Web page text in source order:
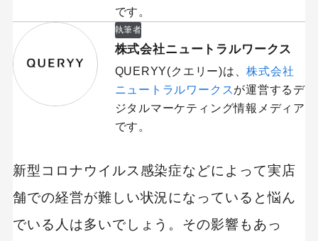
です。
執筆者
株式会社ニュートラルワークス
QUERYY(クエリー)は、株式会社
ニュートラルワークスが運営するデ
ジタルマーケティング情報メディア
です。
新型コロナウイルス感染症などによって実店
舗での経営が難しい状況になっていると悩ん
でいる人は多いでしょう。その影響もあっ